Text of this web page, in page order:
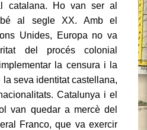
catalana.
Ho van ser al
al segle XX.
Amb el
Unides, Europa no va
del procés colonial
la censura i la
seva identitat castellana,
Catalunya i el
van quedar a mercè del
Franco, que va exercir